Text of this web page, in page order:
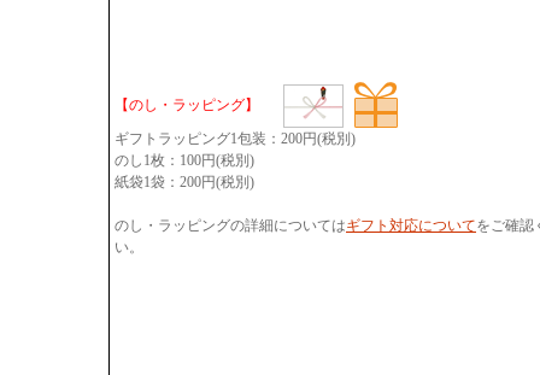
【のし・ラッピング】
ギフトラッピング1包装：200円(税別)
のし1枚：100円(税別)
紙袋1袋：200円(税別)
のし・ラッピングの詳細についてはギフト対応についてをご確認
い。